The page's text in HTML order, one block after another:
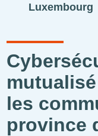
Luxembourg
les
province